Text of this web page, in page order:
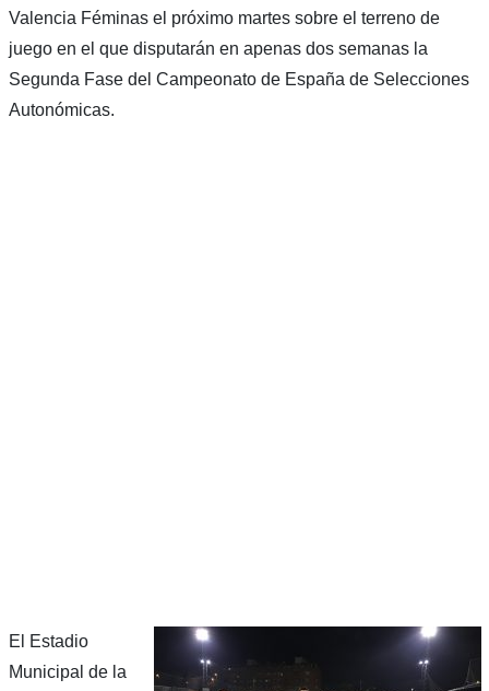
Valencia Féminas el próximo martes sobre el terreno de
juego en el que disputarán en apenas dos semanas la
Segunda Fase del Campeonato de España de Selecciones
Autonómicas.
El Estadio
Municipal de la